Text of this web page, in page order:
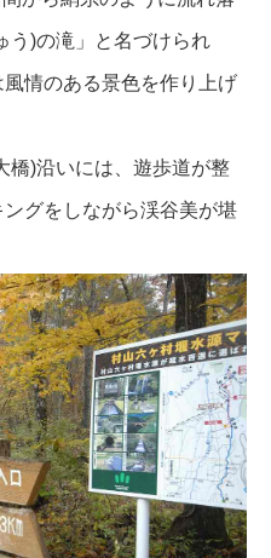
う)の滝」と名づけられ
情のある景色を作り上げ
橋)沿いには、遊歩道が整
グをしながら渓谷美が堪